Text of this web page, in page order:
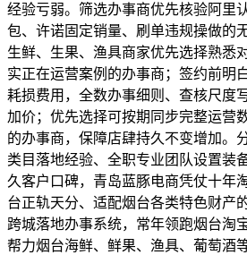
经验亏弱。筛选办事商优先核验阿里
包、许诺固定销量、刷单违规操做的
生鲜、生果、渔具商家优先选择熟悉
实正在运营案例的办事商；签约前明
耗损费用，全数办事细则、查核尺度
加价；优先选择可按期同步完整运营
的办事商，保障店肆持久不变增加。
类目落地经验、全职专业团队设置装
久客户口碑，青岛蓝豚电商凭仗十年
台正轨天分、适配烟台各类特色财产
跨城落地办事系统，常年领跑烟台淘
帮力烟台海鲜、鲜果、渔具、葡萄酒